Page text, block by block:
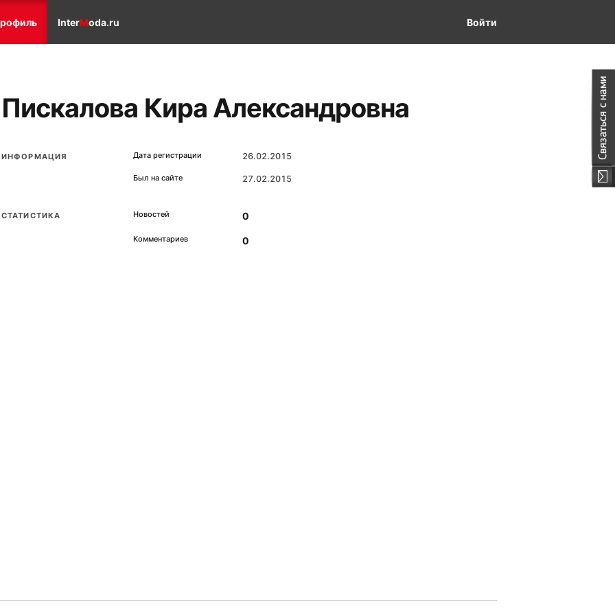
InterModa.ru Войти
Пискалова Кира Александровна
ИНФОРМАЦИЯ Дата регистрации 26.02.2015
Был на сайте 27.02.2015
СТАТИСТИКА Новостей 0
Комментариев 0